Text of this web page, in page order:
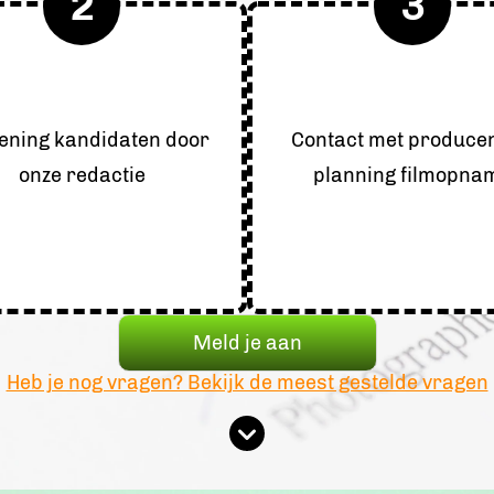
kandidaten door
onze redactie
Contact met
planning
Meld je aan
Heb je nog vragen? Bekijk de meest gestelde vragen